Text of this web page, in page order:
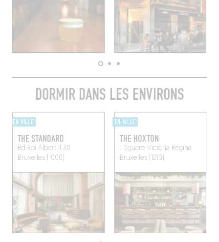
DORMIR DANS LES ENVIRONS
EN VILLE
THE STANDARD
Bd Roi Albert II 30
Bruxelles (1000)
EN VILLE
THE HOXTON
1 Square Victoria Régina
Bruxelles (1210)